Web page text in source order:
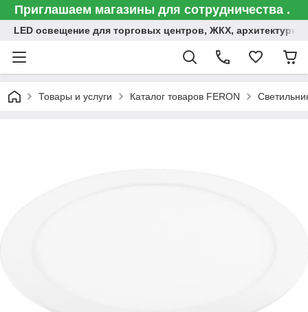
Приглашаем магазины для сотрудничества .
LED освещение для торговых центров, ЖКХ,
Товары и услуги Каталог товаров FERON